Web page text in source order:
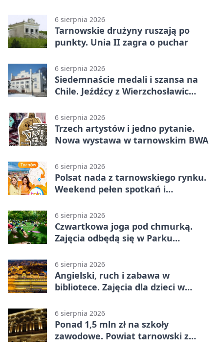
6 sierpnia 2026
Tarnowskie drużyny ruszają po
punkty. Unia II zagra o puchar
6 sierpnia 2026
Siedemnaście medali i szansa na
Chile. Jeźdźcy z Wierzchosławic
6 sierpnia 2026
Trzech artystów i jedno pytanie.
Nowa wystawa w tarnowskim BWA
6 sierpnia 2026
Polsat nada z tarnowskiego rynku.
Weekend pełen spotkań i
6 sierpnia 2026
Czwartkowa joga pod chmurką.
Zajęcia odbędą się w Parku
6 sierpnia 2026
Angielski, ruch i zabawa w
bibliotece. Zajęcia dla dzieci w
6 sierpnia 2026
Ponad 1,5 mln zł na szkoły
zawodowe. Powiat tarnowski z